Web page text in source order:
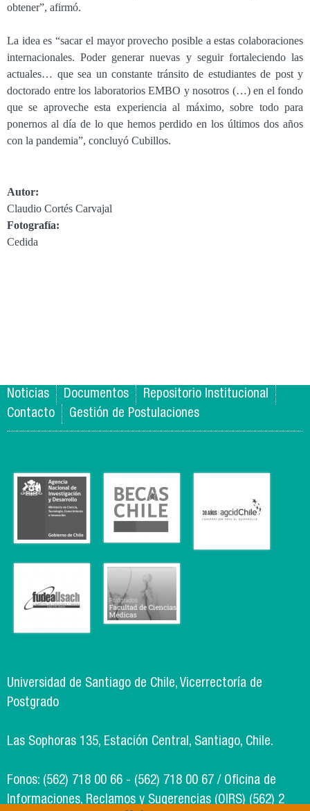
obtener”, afirmó.
La idea es “sacar el mayor provecho posible a estas colaboraciones
internacionales. Poder generar nuevas y seguir fortaleciendo las
actuales… que sea un constante tránsito de estudiantes de post y
doctorado entre los laboratorios EMBO y nosotros (…) en el fondo
que se aproveche esta experiencia al máximo, sobre todo para
ponernos al día de lo que hemos perdido en los últimos dos años
con la pandemia”, concluyó Cubillos.
Autor:
Claudio Cortés Carvajal
Fotografía:
Cedida
Noticias Documentos
Repositorio Institucional
Contacto
Gestión de Postulaciones
Universidad de Santiago de Chile, Vicerrectoría de
Postgrado
Las Sophoras 135, Estación Central, Santiago, Chile.
Fonos: (562) 718 00 66 - (562) 718 00 67 / Oficina de
Informaciones, Reclamos y Sugerencias (OIRS) (562) 2